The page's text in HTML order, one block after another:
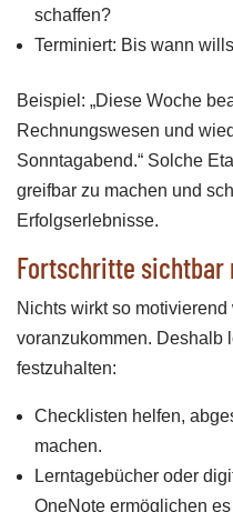
schaffen?
Terminiert: Bis wann
Beispiel: „Diese Woche
Rechnungswesen und
Sonntagabend.“ Solche
greifbar zu machen und
Erfolgserlebnisse.
Fortschritte sichtbar
Nichts wirkt so
voranzukommen. Deshalb
festzuhalten:
Checklisten helfen,
machen.
Lerntagebücher oder
OneNote ermöglichen